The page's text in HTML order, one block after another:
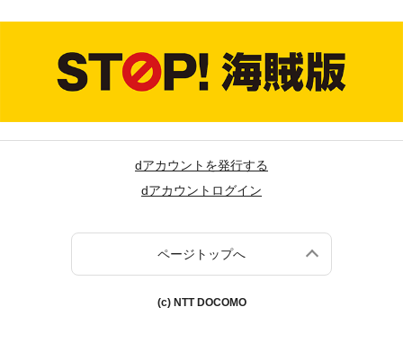
dアカウントを発行する
dアカウントログイン
ページトップへ
(c) NTT DOCOMO